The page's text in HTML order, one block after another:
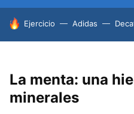
HOY SE HABLA DE
Ejercicio Adidas
La menta: una
minerales